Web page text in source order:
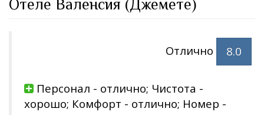
Отеле Валенсия (Джемете)
Отлично 8.0
Персонал - отлично; Чистота -
хорошо; Комфорт - отлично; Номер -